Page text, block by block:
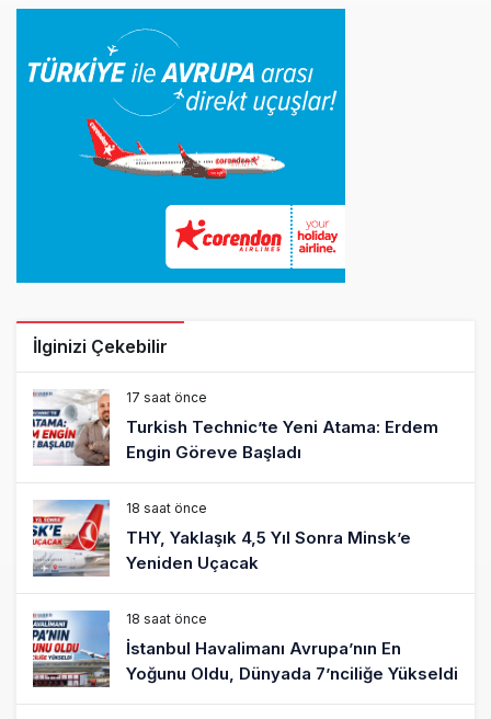
İlginizi Çekebilir
17 saat önce
Turkish Technic’te Yeni Atama: Erdem
Engin Göreve Başladı
18 saat önce
THY, Yaklaşık 4,5 Yıl Sonra Minsk’e
Yeniden Uçacak
18 saat önce
İstanbul Havalimanı Avrupa’nın En
Yoğunu Oldu, Dünyada 7’nciliğe Yükseldi